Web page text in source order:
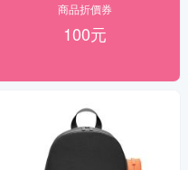
商品折價券
100元